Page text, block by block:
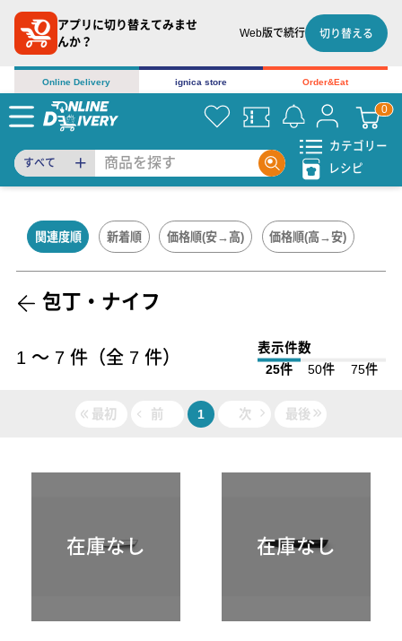
アプリに切り替えてみませ
んか？
Web版で続行 切り替える
Online Delivery ignica store Order&Eat
すべて
カテゴリー
レシピ
関連度順 新着順 価格順(安→高) 価格順(高→安)
包丁・ナイフ
1 〜 7 件（全 7 件）
表示件数
25件
50件 75件
最初 前 1 次 最後
在庫なし 在庫なし